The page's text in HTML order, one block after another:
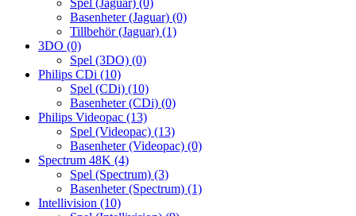
Spel (Jaguar) (0)
Basenheter (Jaguar) (0)
Tillbehör (Jaguar) (1)
3DO (0)
Spel (3DO) (0)
Philips CDi (10)
Spel (CDi) (10)
Basenheter (CDi) (0)
Philips Videopac (13)
Spel (Videopac) (13)
Basenheter (Videopac) (0)
Spectrum 48K (4)
Spel (Spectrum) (3)
Basenheter (Spectrum) (1)
Intellivision (10)